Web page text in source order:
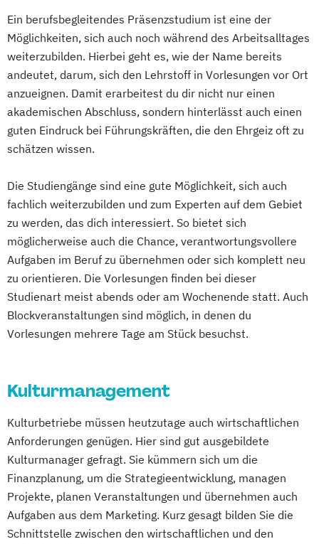
Management Sicherheit und Gesundheit
bei der Arbeit
Management und Führung Medizinrecht
Montageingenieur Notfallsanitäter
Osteopathie
Osteopathische Therapie
Paradontologie und Implantattherapie
Unternehmensführung
Vorbeugender Brandschutz
Wirtschaft und Recht
Ein berufsbegleitendes Präsenzstudium ist eine der
Möglichkeiten, sich auch noch während des Arbeitsalltages
weiterzubilden. Hierbei geht es, wie der Name bereits
andeutet, darum, sich den Lehrstoff in Vorlesungen vor Ort
anzueignen. Damit erarbeitest du dir nicht nur einen
akademischen Abschluss, sondern hinterlässt auch einen
guten Eindruck bei Führungskräften, die den Ehrgeiz oft zu
schätzen wissen.
Die Studiengänge sind eine gute Möglichkeit, sich auch
fachlich weiterzubilden und zum Experten auf dem Gebiet
zu werden, das dich interessiert. So bietet sich
möglicherweise auch die Chance, verantwortungsvollere
Aufgaben im Beruf zu übernehmen oder sich komplett neu
zu orientieren. Die Vorlesungen finden bei dieser
Studienart meist abends oder am Wochenende statt. Auch
Blockveranstaltungen sind möglich, in denen du
Vorlesungen mehrere Tage am Stück besuchst.
Kulturmanagement
Kulturbetriebe müssen heutzutage auch wirtschaftlichen
Anforderungen genügen. Hier sind gut ausgebildete
Kulturmanager gefragt. Sie kümmern sich um die
Finanzplanung, um die Strategieentwicklung, managen
Projekte, planen Veranstaltungen und übernehmen auch
Aufgaben aus dem Marketing. Kurz gesagt bilden Sie die
Schnittstelle zwischen den wirtschaftlichen und den